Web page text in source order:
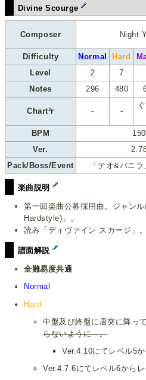
Divine Scourge
Composer Night
Difficulty
Normal Hard
Level
2 7
Notes
296 480
Chart³r - -
BPM
150
Ver.
Pack/Boss/Event
「テオ&バニ
楽曲説明
第一回楽曲公募採用曲。ジャン
Hardstyle)」。
読み「ディヴァイン スカージ」
譜面解説
全難易度共通
Normal
Hard
中盤及び終盤に唐突に降っ
らないように...。
Ver.4.10にてレベル5か
Ver.4.7.6にてレベル6からレ